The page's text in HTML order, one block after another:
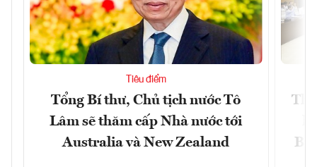
Tiêu điểm
Tổng Bí thư, Chủ tịch nước Tô
Lâm sẽ thăm cấp Nhà nước tới
Australia và New Zealand